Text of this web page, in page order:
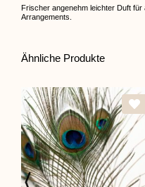
Frischer angenehm leichter Duft
Arrangements.
Ähnliche Produkte